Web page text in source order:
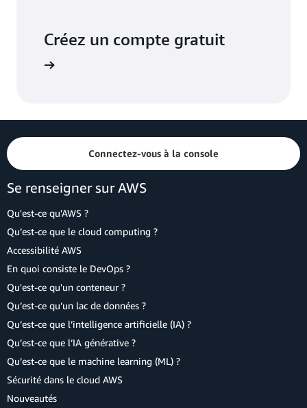
Créez un compte gratuit
Connectez-vous à la console
Se renseigner sur AWS
Qu'est-ce qu'AWS ?
Qu’est-ce que le cloud computing ?
Accessibilité AWS
En quoi consiste le DevOps ?
Qu'est-ce qu'un conteneur ?
Qu’est-ce qu’un lac de données ?
Qu’est-ce que l’intelligence artificielle (IA) ?
Qu’est-ce que l’IA générative ?
Qu’est-ce que le machine learning (ML) ?
Sécurité dans le cloud AWS
Nouveautés